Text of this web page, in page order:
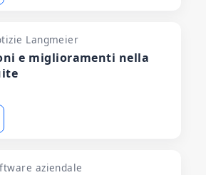
Langmeier
e miglioramenti nella
aziendale